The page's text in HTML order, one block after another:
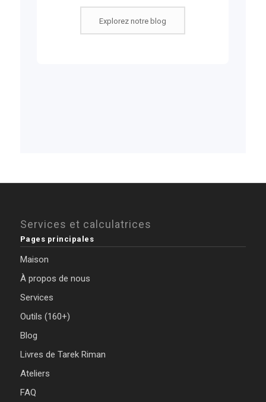
Explorez notre blog
Services et calculatrices
Pages principales
Maison
À propos de nous
Services
Outils (160+)
Blog
Livres de Tarek Riman
Ateliers
FAQ